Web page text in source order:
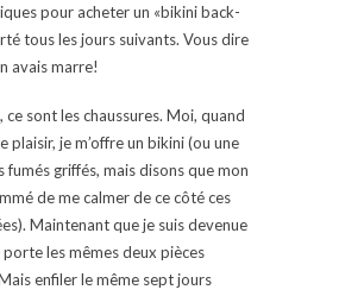
pour acheter un «bikini back-
tous les jours suivants. Vous dire
avais marre!
ce sont les chaussures. Moi, quand
plaisir, je m’offre un bikini (ou une
fumés griffés, mais disons que mon
de me calmer de ce côté ces
Maintenant que je suis devenue
les mêmes deux pièces
enfiler le même sept jours